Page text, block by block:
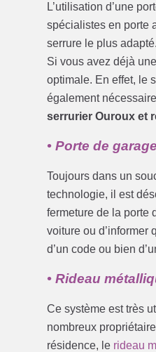
L’utilisation d’une
spécialistes en porte
serrure le plus
Si vous avez déjà
optimale. En effet, le
également
serrurier Ouroux et
• Porte de garage
Toujours dans un
technologie, il est
fermeture de la porte
voiture ou d’informer
d’un code ou bien
• Rideau
Ce système est très
nombreux
résidence, le rideau